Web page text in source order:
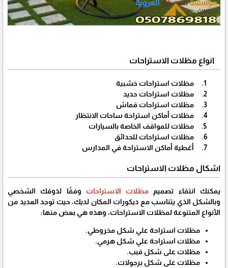
انواع مظلات الاستراحات
مظلات استراحات خشبية
مظلات استراحات حديد
مظلات استراحات قماش
مظلات أماكن استراحة ساحات الانتظار
مظلات للمواقف الخاصة بالسيارات
مظلات استراحات للحدائق
أغطية أماكن الاستراحة في المدارس
اشكال مظلات الاستراحات
يمكنك انتقاء تصميم مظلات الاستراحات وفقًا لذوقك الشخصي
وبالشكل الذي يتناسب مع ديكورات المكان لديك، حيث توجد العديد من
الأنواع المتنوعة لمظلات الاستراحات، وهذه هي بعض منها:
مظلات استراحة علي شكل مخروطي.
مظلات استراحة علي شكل هرمي.
مظلات على شكل قبب.
مظلات على شكل برجولات.